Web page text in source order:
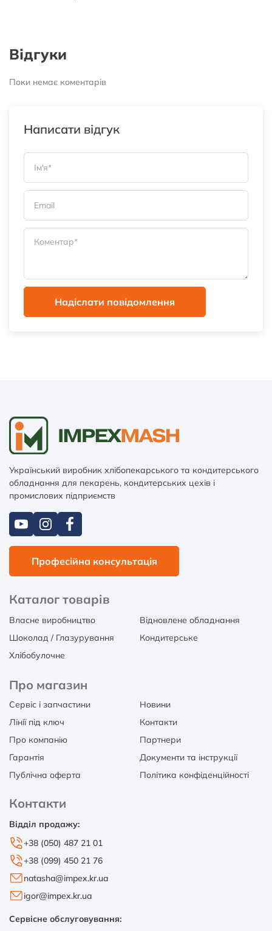
Відгуки
Поки немає коментарів
Написати відгук
Надіслати повідомлення
Український виробник хлібопекарського та кондитерського
обладнання для пекарень, кондитерських цехів і
промислових підприємств
Професійна консультація
Каталог товарів
Власне виробництво
Відновлене обладнання
Шоколад / Глазурування
Кондитерське
Хлібобулочне
Про магазин
Сервіс і запчастини
Новини
Лінії під ключ
Контакти
Про компанію
Партнери
Гарантія
Документи та інструкції
Публічна оферта
Політика конфіденційності
Контакти
Відділ продажу:
+38 (050) 487 21 01
+38 (099) 450 21 76
natasha@impex.kr.ua
igor@impex.kr.ua
Сервісне обслуговування: